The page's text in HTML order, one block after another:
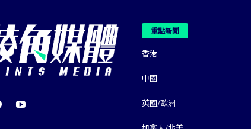
重點新聞
香港
中國
英國/歐洲